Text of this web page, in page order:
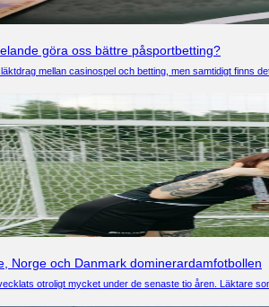
göra oss bättre påsportbetting?
mellan casinospel och betting, men samtidigt finns
Norge och Danmark dominerardamfotbollen
otroligt mycket under de senaste tio åren. Läktare